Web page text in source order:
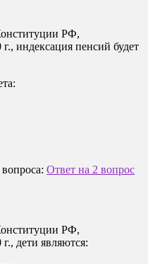
РФ,
индексация пенсий будет
Ответ на 2 вопрос
РФ,
дети являются: